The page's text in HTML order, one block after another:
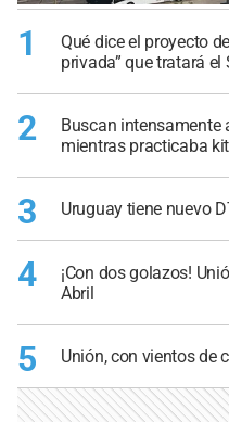
1
Qué dice el proyecto
privada” que tratará el
2
Buscan intensamente
mientras practicaba
3 Uruguay tiene nuevo
4
¡Con dos golazos!
Abril
5 Unión, con vientos de